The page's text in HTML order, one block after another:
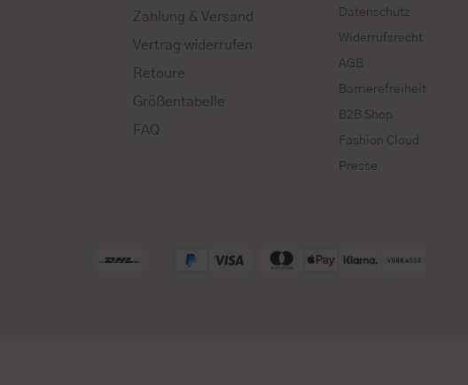
Zahlung & Versand
Vertrag widerrufen
Retoure
Größentabelle
FAQ
Datenschutz
Widerrufsrecht
AGB
Barrierefreiheit
B2B Shop
Fashion Cloud
Presse